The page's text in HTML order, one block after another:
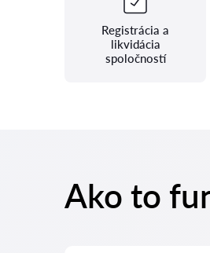
Registrácia a
likvidácia
spoločností
Ako to